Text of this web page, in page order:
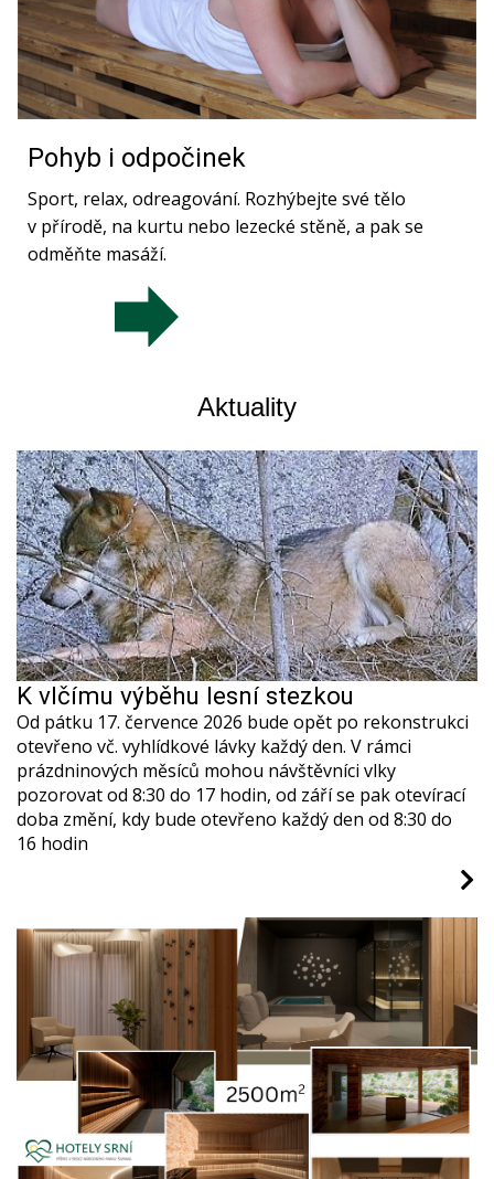
Pohyb i odpočinek
Sport, relax, odreagování. Rozhýbejte své tělo
v přírodě, na kurtu nebo lezecké stěně, a pak se
odměňte masáží.
Aktuality
K vlčímu výběhu lesní stezkou
Od pátku 17. července 2026 bude opět po rekonstrukci
otevřeno vč. vyhlídkové lávky každý den. V rámci
prázdninových měsíců mohou návštěvníci vlky
pozorovat od 8:30 do 17 hodin, od září se pak otevírací
doba změní, kdy bude otevřeno každý den od 8:30 do
16 hodin